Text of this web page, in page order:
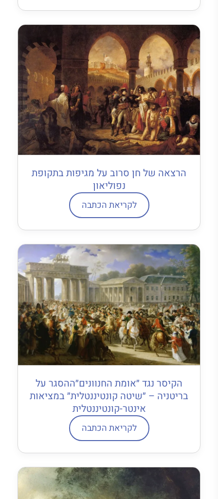
הרצאה של חן סרוב על מגיפות בתקופת
נפוליאון
לקריאת הכתבה
הקיסר נגד ״אומת החנוונים״ההסגר על
בריטניה – ״שיטה קונטיננטלית״ במציאות
אינטר-קונטיננטלית
לקריאת הכתבה